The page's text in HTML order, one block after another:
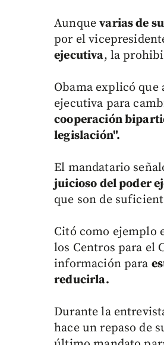
Aunquevarias de
por el
ejecutiva, la
Obama explicó que
ejecutiva para
cooperación
legislación".
El mandatario
juicioso del poder
que son de
Citó como ejemplo
los Centros para el
información para
reducirla.
Durante la
hace un repaso de